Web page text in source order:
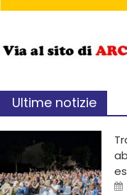
Ultime notizie